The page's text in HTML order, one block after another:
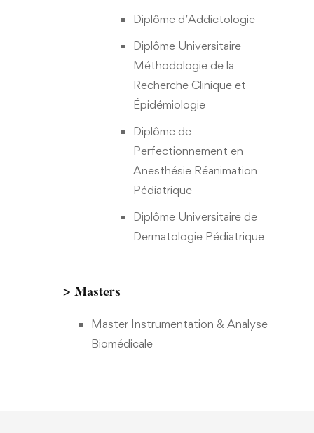
Diplôme d’Addictologie
Diplôme Universitaire
Méthodologie de la
Recherche Clinique et
Épidémiologie
Diplôme de
Perfectionnement en
Anesthésie Réanimation
Pédiatrique
Diplôme Universitaire de
Dermatologie Pédiatrique
> Masters
Master Instrumentation & Analyse
Biomédicale